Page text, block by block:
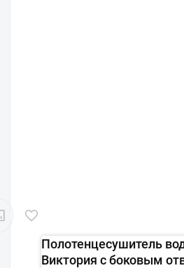
Полотенцесушитель
Виктория с боковым